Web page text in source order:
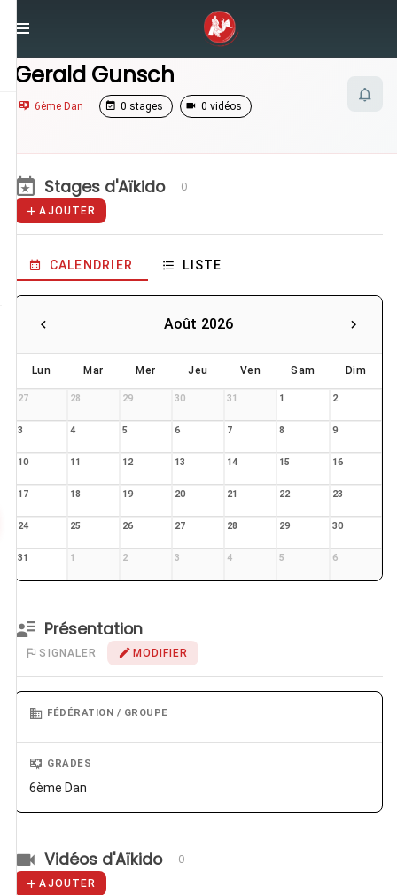
Gerald Gunsch
Gerald Gunsch
6ème Dan 0 stages 0 vidéos
Stages d'Aïkido 0
AJOUTER
CALENDRIER LISTE
Août 2026
Lun Mar Mer Jeu Ven Sam Dim
27 28 29 30 31 1 2
3 4 5 6 7 8 9
10 11 12 13 14 15 16
17 18 19 20 21 22 23
24 25 26 27 28 29 30
31 1 2 3 4 5 6
Présentation
SIGNALER MODIFIER
FÉDÉRATION / GROUPE
GRADES
6ème Dan
Vidéos d'Aïkido 0
AJOUTER